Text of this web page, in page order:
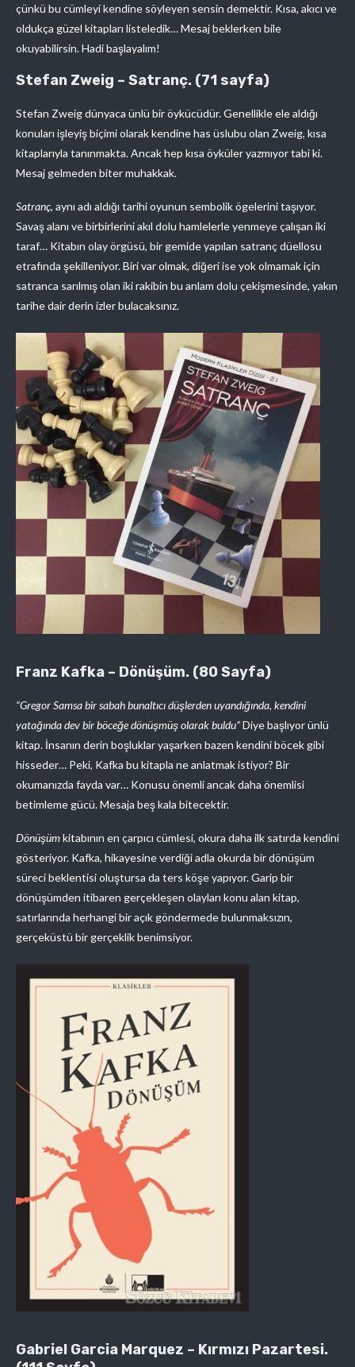
çünkü bu cümleyi kendine söyleyen sensin demektir. Kısa, akıcı ve
oldukça güzel kitapları listeledik… Mesaj beklerken bile
okuyabilirsin. Hadi başlayalım!
Stefan Zweig – Satranç. (71 sayfa)
Stefan Zweig dünyaca ünlü bir öykücüdür. Genellikle ele aldığı
konuları işleyiş biçimi olarak kendine has üslubu olan Zweig, kısa
kitaplarıyla tanınmakta. Ancak hep kısa öyküler yazmıyor tabi ki.
Mesaj gelmeden biter muhakkak.
Satranç, aynı adı aldığı tarihi oyunun sembolik ögelerini taşıyor.
Savaş alanı ve birbirlerini akıl dolu hamlelerle yenmeye çalışan iki
taraf… Kitabın olay örgüsü, bir gemide yapılan satranç düellosu
etrafında şekilleniyor. Biri var olmak, diğeri ise yok olmamak için
satranca sarılmış olan iki rakibin bu anlam dolu çekişmesinde, yakın
tarihe dair derin izler bulacaksınız.
Franz Kafka – Dönüşüm. (80 Sayfa)
“Gregor Samsa bir sabah bunaltıcı düşlerden uyandığında, kendini
yatağında dev bir böceğe dönüşmüş olarak buldu”Diye başlıyor ünlü
kitap. İnsanın derin boşluklar yaşarken bazen kendini böcek gibi
hisseder… Peki, Kafka bu kitapla ne anlatmak istiyor? Bir
okumanızda fayda var… Konusu önemli ancak daha önemlisi
betimleme gücü. Mesaja beş kala bitecektir.
Dönüşümkitabının en çarpıcı cümlesi, okura daha ilk satırda kendini
gösteriyor. Kafka, hikayesine verdiği adla okurda bir dönüşüm
süreci beklentisi oluştursa da ters köşe yapıyor. Garip bir
dönüşümden itibaren gerçekleşen olayları konu alan kitap,
satırlarında herhangi bir açık göndermede bulunmaksızın,
gerçeküstü bir gerçeklik benimsiyor.
Gabriel Garcia Marquez – Kırmızı Pazartesi.